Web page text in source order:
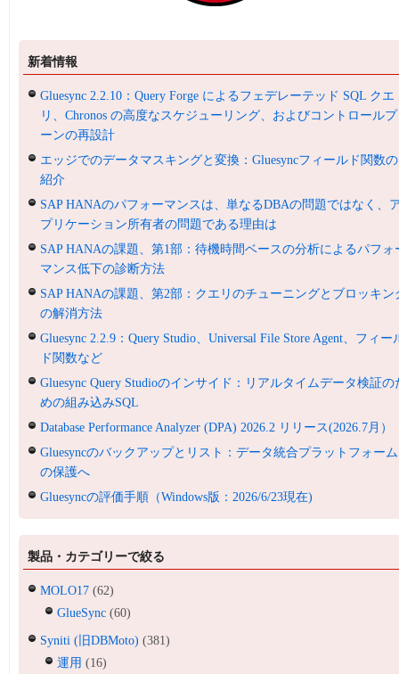
新着情報
Gluesync 2.2.10：Query Forge によるフェデレーテッド SQL クエ
リ、Chronos の高度なスケジューリング、およびコントロール
ーンの再設計
エッジでのデータマスキングと変換：Gluesyncフィールド関数の
紹介
SAP HANAのパフォーマンスは、単なるDBAの問題ではなく、
プリケーション所有者の問題である理由は
SAP HANAの課題、第1部：待機時間ベースの分析によるパフォ
マンス低下の診断方法
SAP HANAの課題、第2部：クエリのチューニングとブロッキン
の解消方法
Gluesync 2.2.9：Query Studio、Universal File Store Agent、フィー
ド関数など
Gluesync Query Studioのインサイド：リアルタイムデータ検証の
めの組み込みSQL
Database Performance Analyzer (DPA) 2026.2 リリース(2026.7月）
Gluesyncのバックアップとリスト：データ統合プラットフォーム
の保護へ
Gluesyncの評価手順（Windows版：2026/6/23現在)
製品・カテゴリーで絞る
MOLO17 (62)
GlueSync (60)
Syniti (旧DBMoto) (381)
運用 (16)